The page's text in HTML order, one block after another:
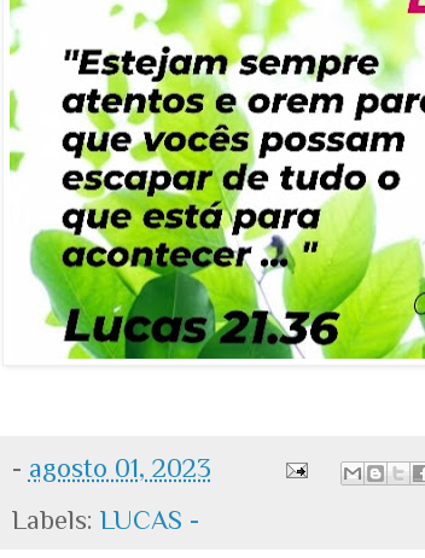
- agosto 01, 2023
Labels: LUCAS -